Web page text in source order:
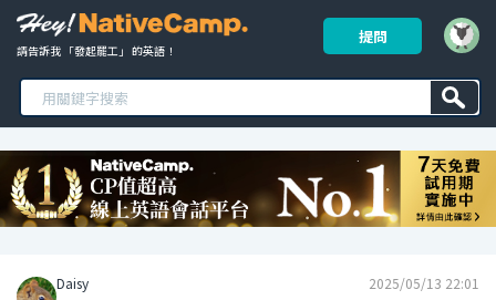
請告訴我 「發起罷工」 的英語！
提問
Daisy 2025/05/13 22:01